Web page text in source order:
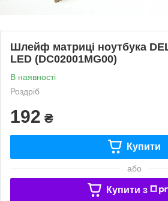
Шлейф матриці ноутбука
LED (DC02001MG00)
В наявності
Роздріб
192 ₴
Купити
або
Купити з